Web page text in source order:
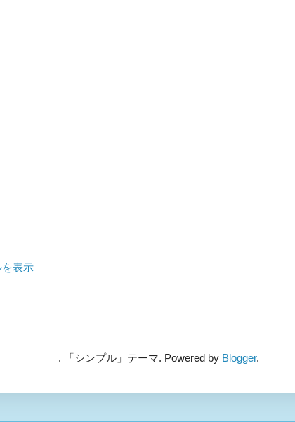
表示
. 「シンプル」テーマ. Powered by Blogger.